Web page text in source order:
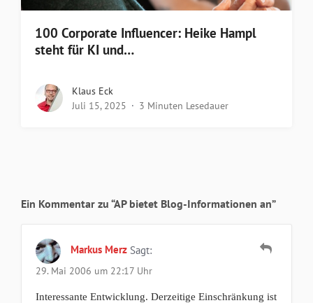
100 Corporate Influencer: Heike Hampl
steht für KI und…
Klaus Eck
Juli 15, 2025
3 Minuten Lesedauer
Ein Kommentar zu “AP bietet Blog-Informationen an”
Markus Merz Sagt:
29. Mai 2006 um 22:17 Uhr
Interessante Entwicklung. Derzeitige Einschränkung ist